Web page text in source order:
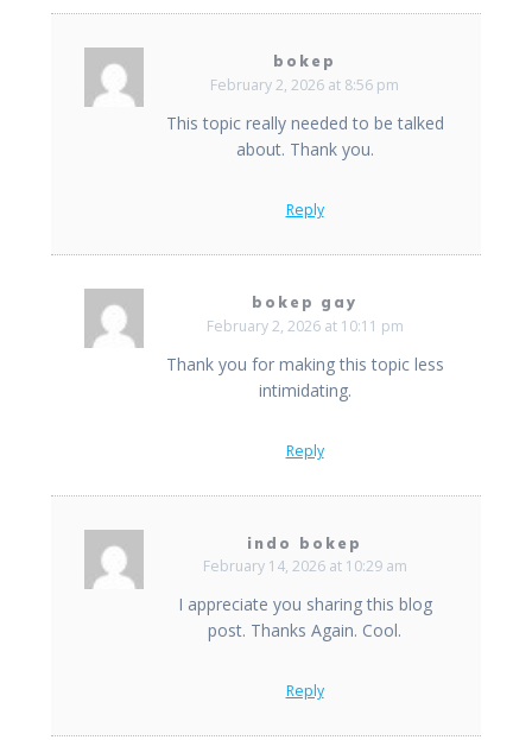
bokep
February 2, 2026 at 8:56 pm
This topic really needed to be talked
about. Thank you.
Reply
bokep gay
February 2, 2026 at 10:11 pm
Thank you for making this topic less
intimidating.
Reply
indo bokep
February 14, 2026 at 10:29 am
I appreciate you sharing this blog
post. Thanks Again. Cool.
Reply